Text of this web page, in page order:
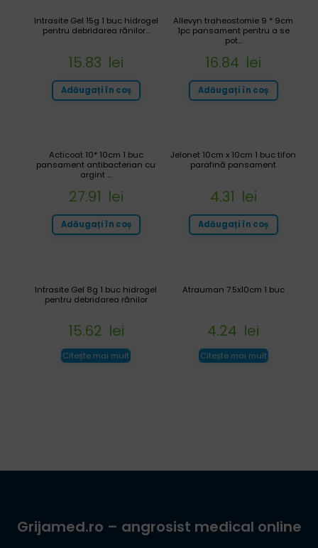
Allevyn traheostomie 9 * 9cm
1pc pansament pentru a se
pot...
16.84 lei
Adăugați în coș
Intrasite Gel 15g 1 buc hidrogel
pentru debridarea rănilor...
15.83 lei
Adăugați în coș
Jelonet 10cm x 10cm 1 buc tifon
parafină pansament
4.31 lei
Adăugați în coș
Acticoat 10* 10cm 1 buc
pansament antibacterian cu
argint ...
27.91 lei
Adăugați în coș
Atrauman 7.5x10cm 1 buc
4.24 lei
Citește mai mult
Intrasite Gel 8g 1 buc hidrogel
pentru debridarea rănilor
15.62 lei
Citește mai mult
Grijamed.ro – angrosist medical online